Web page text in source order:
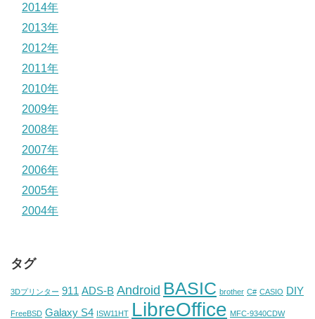
2014年
2013年
2012年
2011年
2010年
2009年
2008年
2007年
2006年
2005年
2004年
タグ
3Dプリンター 911 ADS-B Android BASIC brother C# CASIO DIY
FreeBSD Galaxy S4 ISW11HT LibreOffice MFC-9340CDW